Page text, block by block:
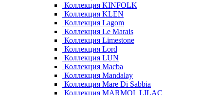
Коллекция KINFOLK
Коллекция KLEN
Коллекция Lagom
Коллекция Le Marais
Коллекция Limestone
Коллекция Lord
Коллекция LUN
Коллекция Macba
Коллекция Mandalay
Коллекция Mare Di Sabbia
Коллекция MARMOL LILAC